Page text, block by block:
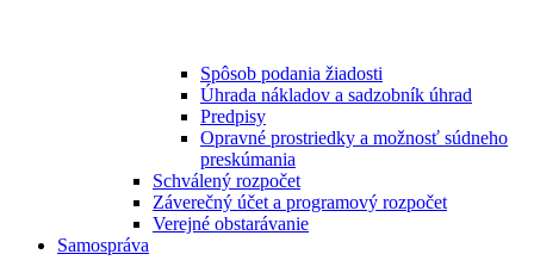
Spôsob podania žiadosti
Úhrada nákladov a sadzobník úhrad
Predpisy
Opravné prostriedky a možnosť súdneho
preskúmania
Schválený rozpočet
Záverečný účet a programový rozpočet
Verejné obstarávanie
Samospráva